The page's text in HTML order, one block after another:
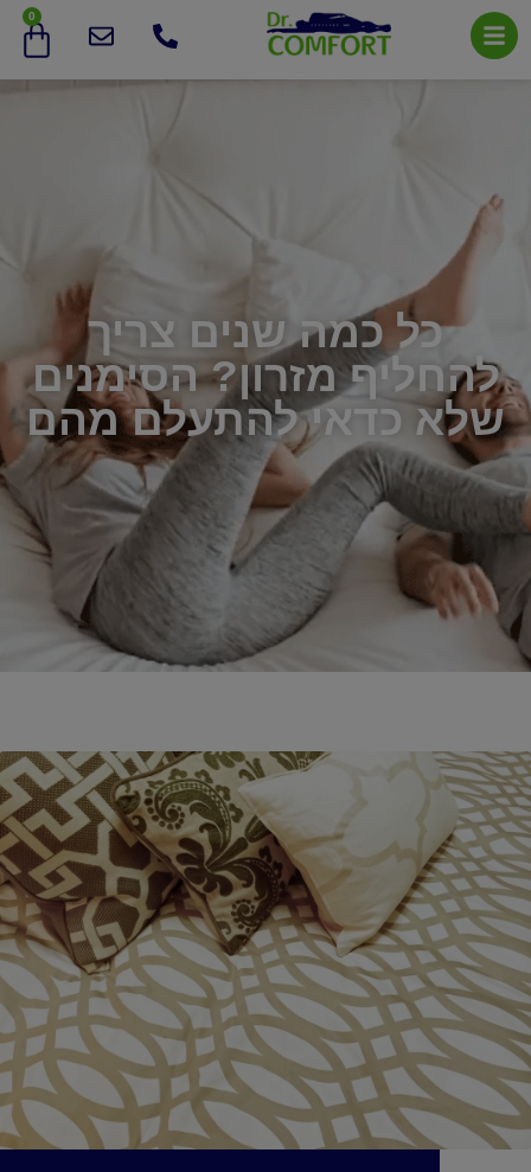
0
כל כמה שנים צריך
להחליף מזרון? הסימנים
שלא כדאי להתעלם מהם